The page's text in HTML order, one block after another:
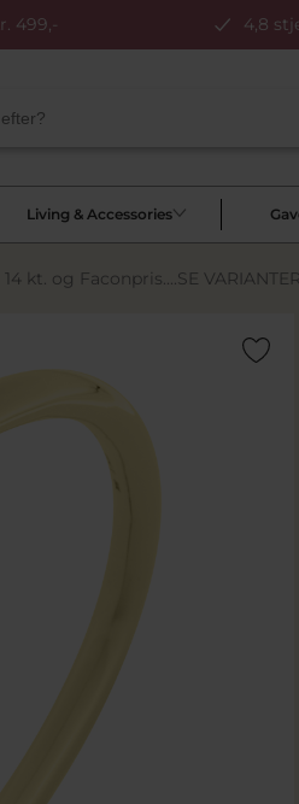
499,- 4,8
Living & Accessories
kt. og Faconpris....SE VARIANTER